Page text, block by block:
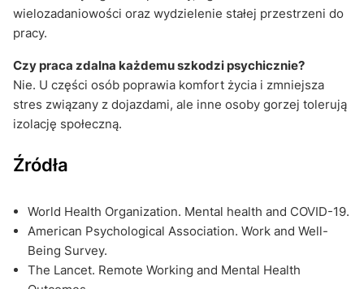
wielozadaniowości oraz wydzielenie stałej przestrzeni do
pracy.
Czy praca zdalna każdemu szkodzi psychicznie?
Nie. U części osób poprawia komfort życia i zmniejsza
stres związany z dojazdami, ale inne osoby gorzej tolerują
izolację społeczną.
Źródła
World Health Organization. Mental health and COVID-19.
American Psychological Association. Work and Well-
Being Survey.
The Lancet. Remote Working and Mental Health